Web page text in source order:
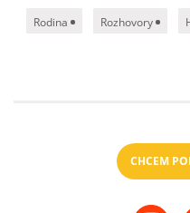
Rodina Rozhovory
CHCEM